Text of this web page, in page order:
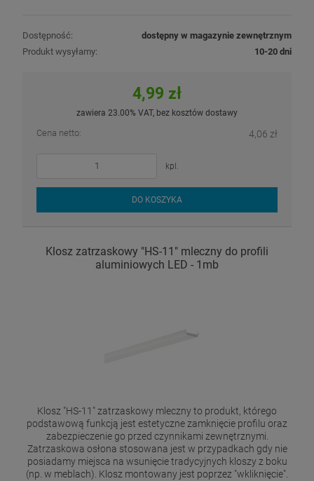
Dostępność:
dostępny w magazynie zewnętrznym
Produkt wysyłamy:
10-20 dni
4,99 zł
zawiera 23.00% VAT, bez kosztów dostawy
Cena netto: 4,06 zł
kpl.
DO KOSZYKA
Klosz zatrzaskowy "HS-11" mleczny do profili
aluminiowych LED - 1mb
Klosz "HS-11" zatrzaskowy mleczny to produkt, którego
podstawową funkcją jest estetyczne zamknięcie profilu oraz
zabezpieczenie go przed czynnikami zewnętrznymi.
Zatrzaskowa osłona stosowana jest w przypadkach gdy nie
posiadamy miejsca na wsunięcie tradycyjnych kloszy z boku
(np. w meblach). Klosz montowany jest poprzez "wkliknięcie".